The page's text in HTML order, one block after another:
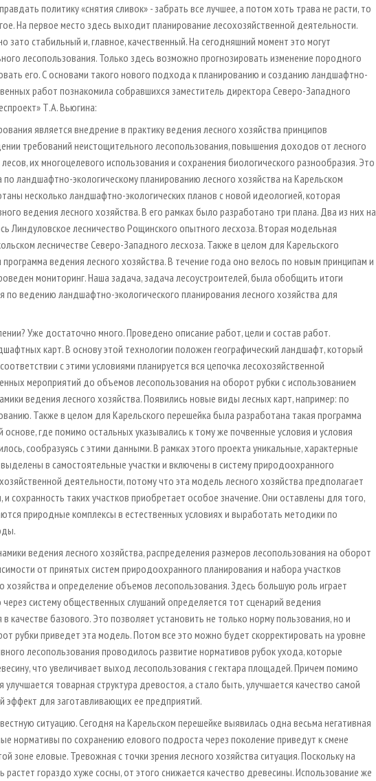
политику «снятия сливок» - забрать все лучшее, а потом хоть трава не расти, то
На первое место здесь выходит планирование лесохозяйственной деятельности.
стабильный и, главное, качественный. На сегодняшний момент это могут
лесопользования. Только здесь возможно прогнозировать изменение породного
его. С основами такого нового подхода к планированию и созданию ландшафтно-
работ познакомила собравшихся заместитель директора Северо-Западного
Т.А. Вьюгина:
является внедрение в практику ведения лесного хозяйства принципов
требований неистощительного лесопользования, повышения доходов от лесного
их многоцелевого использования и сохранения биологического разнообразия. Это
ландшафтно-экологическому планированию лесного хозяйства на Карельском
несколько ландшафтно-экологических планов с новой идеологией, которая
ведения лесного хозяйства. В его рамках было разработано три плана. Два из них на
Линдуловское лесничество Рощинского опытного лесхоза. Вторая модельная
лесничестве Северо-Западного лесхоза. Также в целом для Карельского
ведения лесного хозяйства. В течение года оно велось по новым принципам и
мониторинг. Наша задача, задача лесоустроителей, была обобщить итоги
по ведению ландшафтно-экологического планирования лесного хозяйства для
Уже достаточно много. Проведено описание работ, цели и состав работ.
карт. В основу этой технологии положен географический ландшафт, который
с этими условиями планируется вся цепочка лесохозяйственной
мероприятий до объемов лесопользования на оборот рубки с использованием
ведения лесного хозяйства. Появились новые виды лесных карт, например: по
Также в целом для Карельского перешейка была разработана такая программа
где помимо остальных указывались к тому же почвенные условия и условия
сообразуясь с этими данными. В рамках этого проекта уникальные, характерные
в самостоятельные участки и включены в систему природоохранного
деятельности, потому что эта модель лесного хозяйства предполагает
сохранность таких участков приобретает особое значение. Они оставлены для того,
природные комплексы в естественных условиях и выработать методики по
ведения лесного хозяйства, распределения размеров лесопользования на оборот
от принятых систем природоохранного планирования и набора участков
хозяйства и определение объемов лесопользования. Здесь большую роль играет
систему общественных слушаний определяется тот сценарий ведения
качестве базового. Это позволяет установить не только норму пользования, но и
рубки приведет эта модель. Потом все это можно будет скорректировать на уровне
лесопользования проводилось развитие нормативов рубок ухода, которые
что увеличивает выход лесопользования с гектара площадей. Причем помимо
товарная структура древостоя, а стало быть, улучшается качество самой
эффект для заготавливающих ее предприятий.
ситуацию. Сегодня на Карельском перешейке выявилась одна весьма негативная
нормативы по сохранению елового подроста через поколение приведут к смене
зоне еловые. Тревожная с точки зрения лесного хозяйства ситуация. Поскольку на
гораздо хуже сосны, от этого снижается качество древесины. Использование же